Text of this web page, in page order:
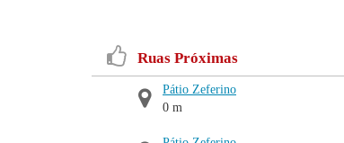
Ruas Próximas
Pátio Zeferino
0 m